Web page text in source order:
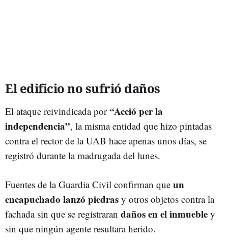
El edificio no sufrió daños
El ataque reivindicada por“Acció per la
independencia”, la misma entidad que hizo pintadas
contra el rector de la UAB hace apenas unos días, se
registró durante la madrugada del lunes.
Fuentes de la Guardia Civil confirman que un
encapuchado lanzó piedras y otros objetos contra la
fachada sin que se registraran daños en el inmueble y
sin que ningún agente resultara herido.